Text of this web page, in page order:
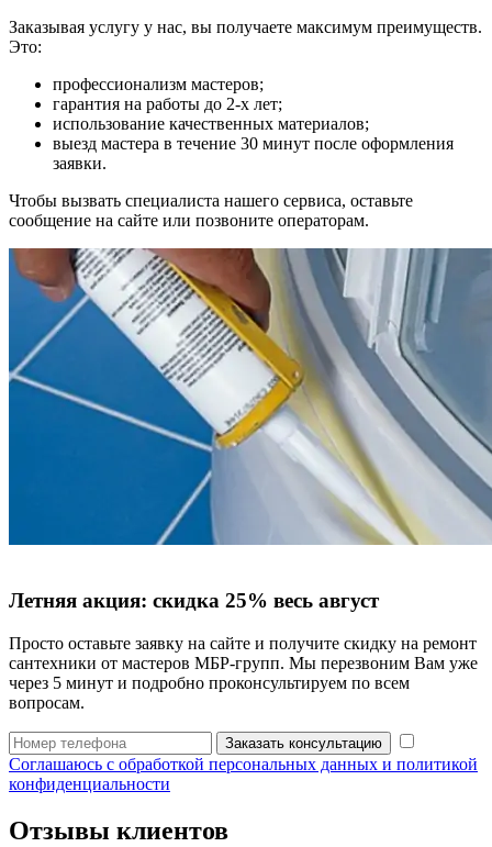
Заказывая услугу у нас, вы получаете максимум преимуществ.
Это:
профессионализм мастеров;
гарантия на работы до 2-х лет;
использование качественных материалов;
выезд мастера в течение 30 минут после оформления
заявки.
Чтобы вызвать специалиста нашего сервиса, оставьте
сообщение на сайте или позвоните операторам.
Летняя акция: скидка 25% весь август
Просто оставьте заявку на сайте и получите скидку на ремонт
сантехники от мастеров МБР-групп. Мы перезвоним Вам уже
через 5 минут и подробно проконсультируем по всем
вопросам.
Заказать консультацию
Соглашаюсь с обработкой персональных данных и политикой
конфиденциальности
Отзывы клиентов